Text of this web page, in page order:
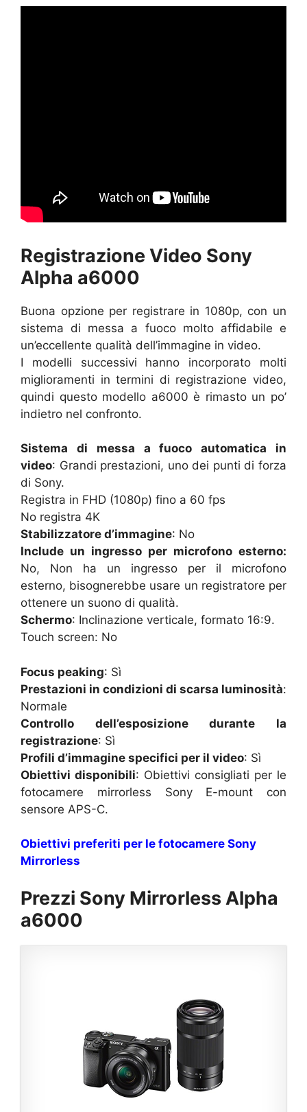
Registrazione Video Sony
Alpha a6000
Buona opzione per registrare in 1080p, con un
sistema di messa a fuoco molto affidabile e
un’eccellente qualità dell’immagine in video.
I modelli successivi hanno incorporato molti
miglioramenti in termini di registrazione video,
quindi questo modello a6000 è rimasto un po’
indietro nel confronto.
Sistema di messa a fuoco automatica in
video: Grandi prestazioni, uno dei punti di forza
di Sony.
Registra in FHD (1080p) fino a 60 fps
No registra 4K
Stabilizzatore d’immagine: No
Include un ingresso per microfono esterno:
No, Non ha un ingresso per il microfono
esterno, bisognerebbe usare un registratore per
ottenere un suono di qualità.
Schermo: Inclinazione verticale, formato 16:9.
Touch screen: No
Focus peaking: Sì
Prestazioni in condizioni di scarsa luminosità:
Normale
Controllo dell’esposizione durante la
registrazione: Sì
Profili d’immagine specifici per il video: Sì
Obiettivi disponibili: Obiettivi consigliati per le
fotocamere mirrorless Sony E-mount con
sensore APS-C.
Obiettivi preferiti per le fotocamere Sony
Mirrorless
Prezzi Sony Mirrorless Alpha
a6000